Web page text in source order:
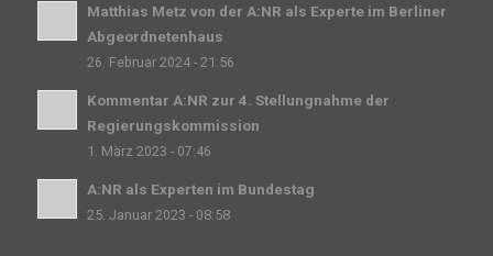
Matthias Metz von der A:NR als Experte im Berliner
Abgeordnetenhaus
26. Februar 2024 - 21:56
Kommentar A:NR zur 4. Stellungnahme der
Regierungskommission
1. März 2023 - 07:46
A:NR als Experten im Bundestag
25. Januar 2023 - 08:58